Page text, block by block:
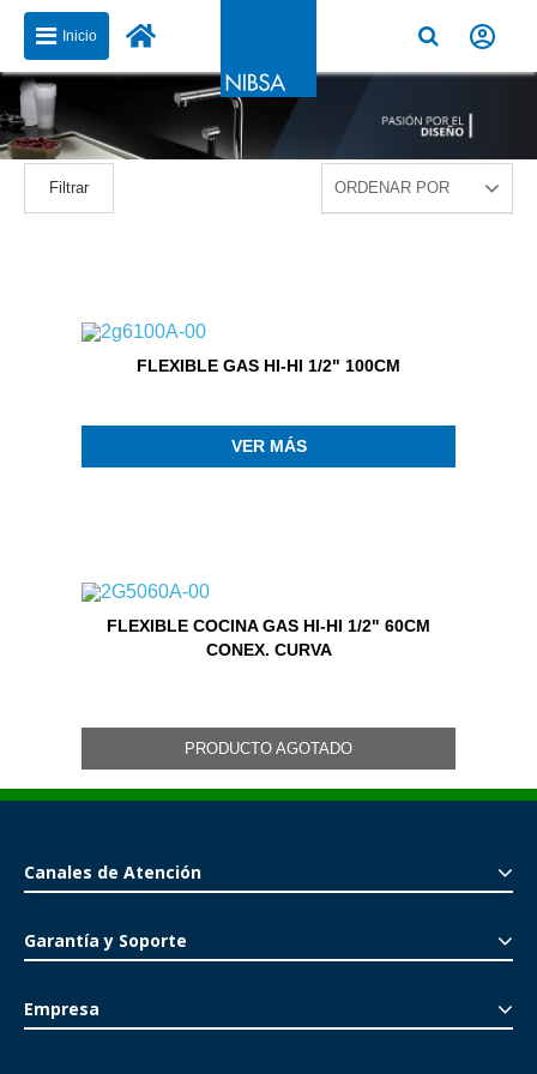
Inicio
Filtrar
FLEXIBLE GAS HI-HI 1/2" 100CM
VER MÁS
FLEXIBLE COCINA GAS HI-HI 1/2" 60CM
CONEX. CURVA
PRODUCTO AGOTADO
Canales de Atención
Garantía y Soporte
Empresa